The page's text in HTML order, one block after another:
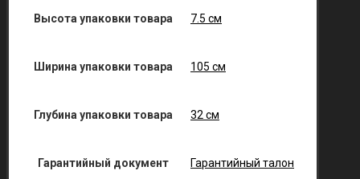
Высота упаковки товара 7.5 см
Ширина упаковки товара 105 см
Глубина упаковки товара 32 см
Гарантийный документ Гарантийный талон